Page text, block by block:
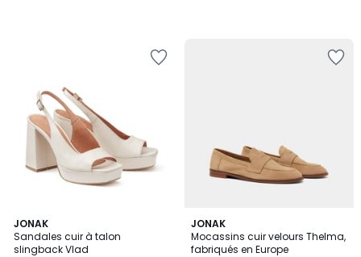
JONAK
Sandales cuir à talon
slingback Vlad
3,8
/ 5
JONAK
Mocassins cuir velours Thelma,
fabriqués en Europe